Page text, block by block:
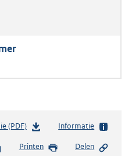
(PDF)b
s
Informatie
Printen Delen